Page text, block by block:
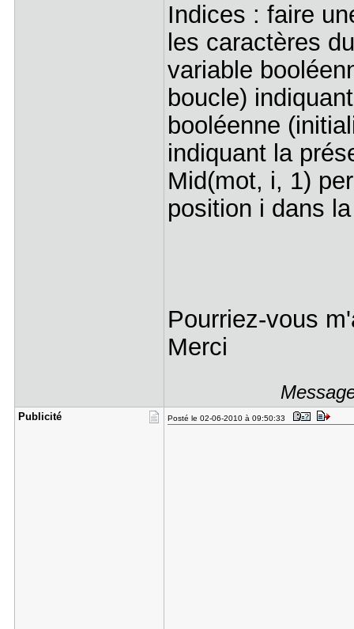
Indices : faire
les caractères
variable
boucle)
booléenne
indiquant la
Mid(mot, i, 1)
position i dans
Pourriez-vous
Merci
Publicité Posté le 02-06-2010 à 09:50:33